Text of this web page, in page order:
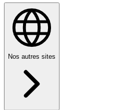
Nos autres sites